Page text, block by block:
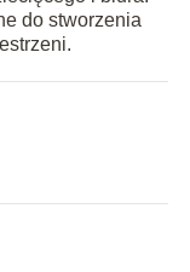
do stworzenia